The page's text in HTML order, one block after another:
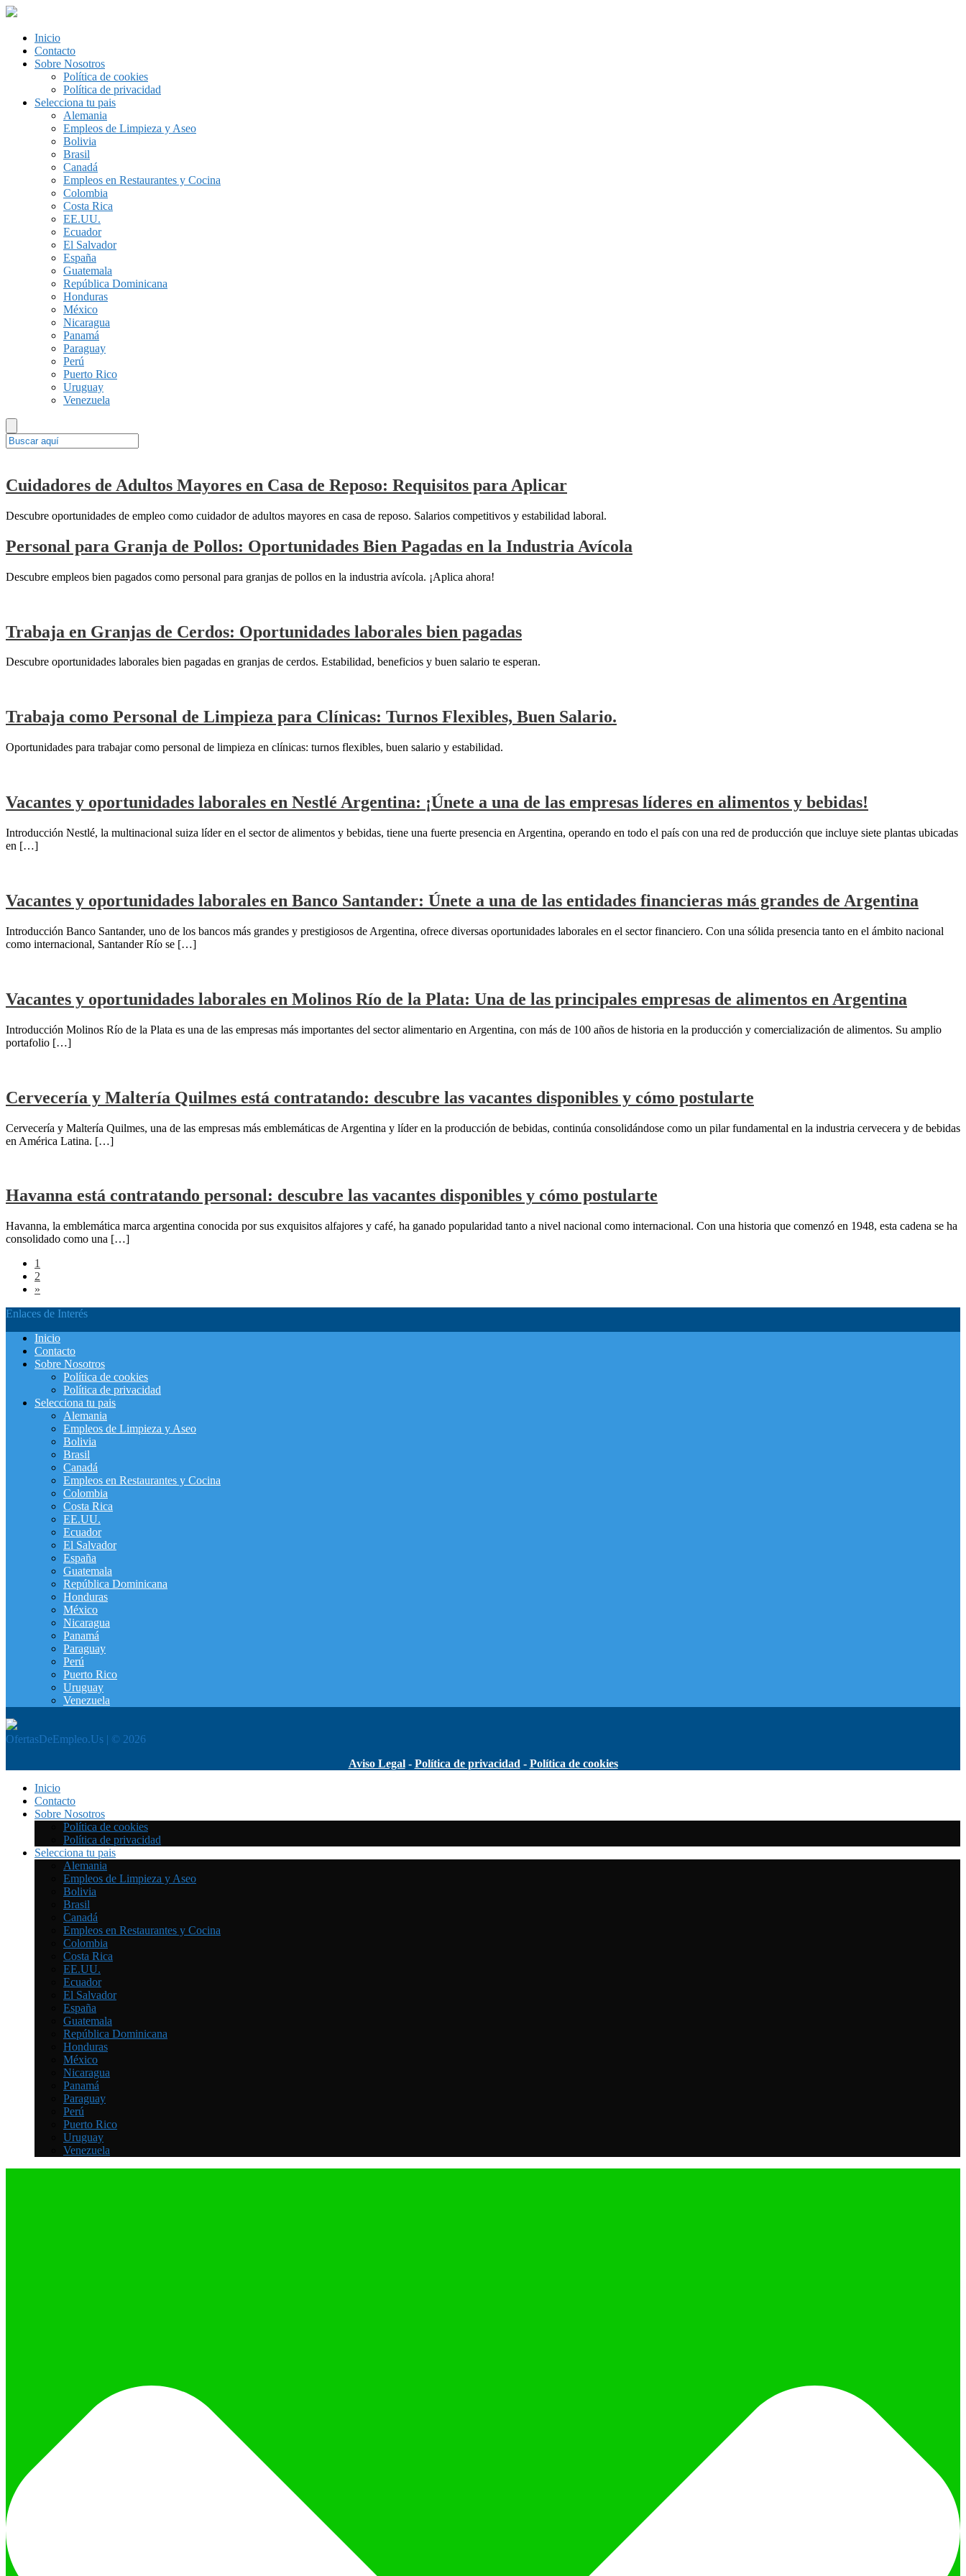
Inicio
Contacto
Sobre Nosotros
Política de cookies
Política de privacidad
Selecciona tu pais
Alemania
Empleos de Limpieza y Aseo
Bolivia
Brasil
Canadá
Empleos en Restaurantes y Cocina
Colombia
Costa Rica
EE.UU.
Ecuador
El Salvador
España
Guatemala
República Dominicana
Honduras
México
Nicaragua
Panamá
Paraguay
Perú
Puerto Rico
Uruguay
Venezuela
Cuidadores de Adultos Mayores en Casa de Reposo: Requisitos para Aplicar
Descubre oportunidades de empleo como cuidador de adultos mayores en casa de reposo. Salarios competitivos y estabilidad laboral.
Personal para Granja de Pollos: Oportunidades Bien Pagadas en la Industria Avícola
Descubre empleos bien pagados como personal para granjas de pollos en la industria avícola. ¡Aplica ahora!
Trabaja en Granjas de Cerdos: Oportunidades laborales bien pagadas
Descubre oportunidades laborales bien pagadas en granjas de cerdos. Estabilidad, beneficios y buen salario te esperan.
Trabaja como Personal de Limpieza para Clínicas: Turnos Flexibles, Buen Salario.
Oportunidades para trabajar como personal de limpieza en clínicas: turnos flexibles, buen salario y estabilidad.
Vacantes y oportunidades laborales en Nestlé Argentina: ¡Únete a una de las empresas líderes en alimentos y bebidas!
Introducción Nestlé, la multinacional suiza líder en el sector de alimentos y bebidas, tiene una fuerte presencia en Argentina, operando en todo el país con una red de producción que incluye siete plantas ubicadas
en […]
Vacantes y oportunidades laborales en Banco Santander: Únete a una de las entidades financieras más grandes de Argentina
Introducción Banco Santander, uno de los bancos más grandes y prestigiosos de Argentina, ofrece diversas oportunidades laborales en el sector financiero. Con una sólida presencia tanto en el ámbito nacional
como internacional, Santander Río se […]
Vacantes y oportunidades laborales en Molinos Río de la Plata: Una de las principales empresas de alimentos en Argentina
Introducción Molinos Río de la Plata es una de las empresas más importantes del sector alimentario en Argentina, con más de 100 años de historia en la producción y comercialización de alimentos. Su amplio
portafolio […]
Cervecería y Maltería Quilmes está contratando: descubre las vacantes disponibles y cómo postularte
Cervecería y Maltería Quilmes, una de las empresas más emblemáticas de Argentina y líder en la producción de bebidas, continúa consolidándose como un pilar fundamental en la industria cervecera y de bebidas
en América Latina. […]
Havanna está contratando personal: descubre las vacantes disponibles y cómo postularte
Havanna, la emblemática marca argentina conocida por sus exquisitos alfajores y café, ha ganado popularidad tanto a nivel nacional como internacional. Con una historia que comenzó en 1948, esta cadena se ha
consolidado como una […]
1
2
»
Enlaces de Interés
Inicio
Contacto
Sobre Nosotros
Política de cookies
Política de privacidad
Selecciona tu pais
Alemania
Empleos de Limpieza y Aseo
Bolivia
Brasil
Canadá
Empleos en Restaurantes y Cocina
Colombia
Costa Rica
EE.UU.
Ecuador
El Salvador
España
Guatemala
República Dominicana
Honduras
México
Nicaragua
Panamá
Paraguay
Perú
Puerto Rico
Uruguay
Venezuela
OfertasDeEmpleo.Us | © 2026
Aviso Legal- Política de privacidad - Política de cookies
Inicio
Contacto
Sobre Nosotros
Política de cookies
Política de privacidad
Selecciona tu pais
Alemania
Empleos de Limpieza y Aseo
Bolivia
Brasil
Canadá
Empleos en Restaurantes y Cocina
Colombia
Costa Rica
EE.UU.
Ecuador
El Salvador
España
Guatemala
República Dominicana
Honduras
México
Nicaragua
Panamá
Paraguay
Perú
Puerto Rico
Uruguay
Venezuela